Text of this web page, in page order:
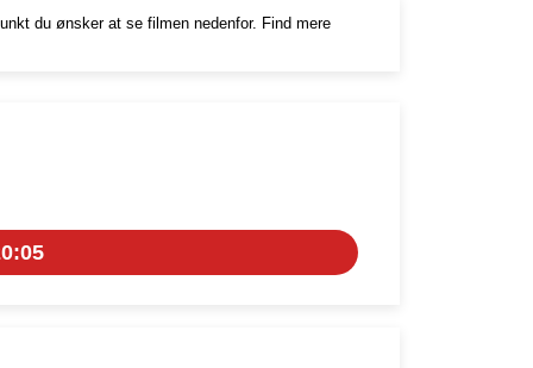
du ønsker at se filmen nedenfor. Find mere